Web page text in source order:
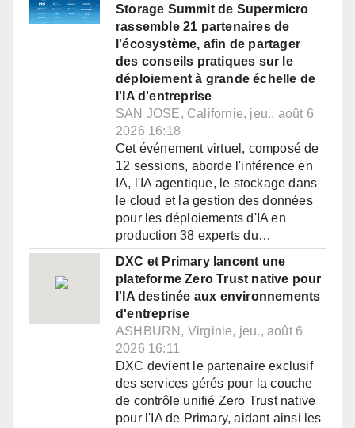
Storage Summit de Supermicro
rassemble 21 partenaires de
l'écosystème, afin de partager
des conseils pratiques sur le
déploiement à grande échelle de
l'IA d'entreprise
SAN JOSE, Californie, jeu., août 6
2026 16:18
Cet événement virtuel, composé de
12 sessions, aborde l'inférence en
IA, l'IA agentique, le stockage dans
le cloud et la gestion des données
pour les déploiements d'IA en
production 38 experts du…
DXC et Primary lancent une
plateforme Zero Trust native pour
l'IA destinée aux environnements
d'entreprise
ASHBURN, Virginie, jeu., août 6
2026 16:11
DXC devient le partenaire exclusif
des services gérés pour la couche
de contrôle unifié Zero Trust native
pour l'IA de Primary, aidant ainsi les